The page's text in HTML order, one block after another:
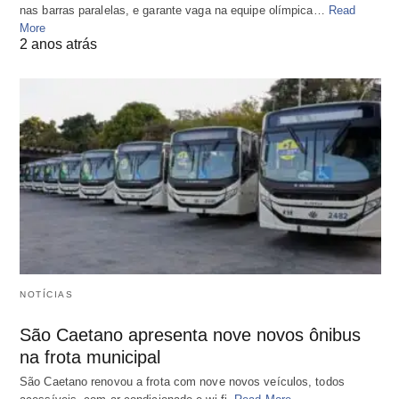
nas barras paralelas, e garante vaga na equipe olímpica… Read
More
2 anos atrás
NOTÍCIAS
São Caetano apresenta nove novos ônibus
na frota municipal
São Caetano renovou a frota com nove novos veículos, todos